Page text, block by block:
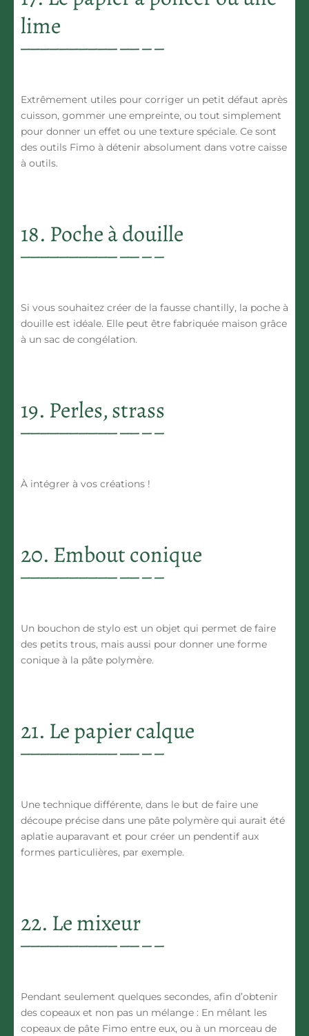
lime
Extrêmement utiles pour corriger un petit défaut après
cuisson, gommer une empreinte, ou tout simplement
pour donner un effet ou une texture spéciale. Ce sont
des outils Fimo à détenir absolument dans votre caisse
à outils.
18. Poche à douille
Si vous souhaitez créer de la fausse chantilly, la poche à
douille est idéale. Elle peut être fabriquée maison grâce
à un sac de congélation.
19. Perles, strass
À intégrer à vos créations !
20. Embout conique
Un bouchon de stylo est un objet qui permet de faire
des petits trous, mais aussi pour donner une forme
conique à la pâte polymère.
21. Le papier calque
Une technique différente, dans le but de faire une
découpe précise dans une pâte polymère qui aurait été
aplatie auparavant et pour créer un pendentif aux
formes particulières, par exemple.
22. Le mixeur
Pendant seulement quelques secondes, afin d’obtenir
des copeaux et non pas un mélange : En mêlant les
copeaux de pâte Fimo entre eux, ou à un morceau de